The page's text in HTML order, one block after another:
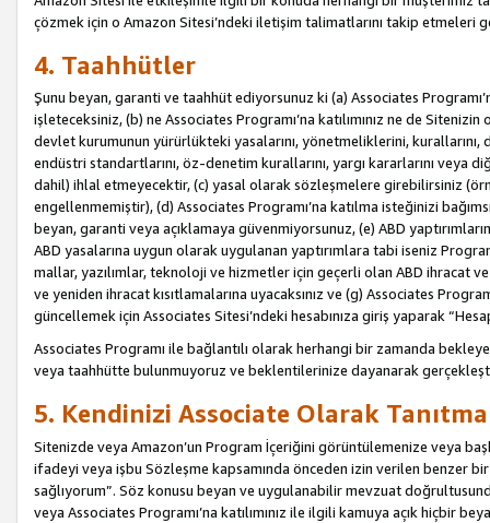
çözmek için o Amazon Sitesi’ndeki iletişim talimatlarını takip etmeleri
4. Taahhütler
Şunu beyan, garanti ve taahhüt ediyorsunuz ki (a) Associates
işleteceksiniz, (b) ne Associates Programı’na katılımınız ne de
devlet kurumunun yürürlükteki yasalarını, yönetmeliklerini,
endüstri standartlarını, öz-denetim kurallarını, yargı kararlarını
dahil) ihlal etmeyecektir, (c) yasal olarak sözleşmelere girebilirsiniz
engellenmemiştir), (d) Associates Programı’na katılma isteğinizi
beyan, garanti veya açıklamaya güvenmiyorsunuz, (e) ABD
ABD yasalarına uygun olarak uygulanan yaptırımlara tabi iseniz
mallar, yazılımlar, teknoloji ve hizmetler için geçerli olan ABD ihracat
ve yeniden ihracat kısıtlamalarına uyacaksınız ve (g) Associates
güncellemek için Associates Sitesi’ndeki hesabınıza giriş yaparak
Associates Programı ile bağlantılı olarak herhangi bir zamanda
veya taahhütte bulunmuyoruz ve beklentilerinize dayanarak
5. Kendinizi Associate Olarak
Sitenizde veya Amazon’un Program İçeriğini görüntülemenize veya
ifadeyi veya işbu Sözleşme kapsamında önceden izin verilen benzer
sağlıyorum”. Söz konusu beyan ve uygulanabilir mevzuat
veya Associates Programı’na katılımınız ile ilgili kamuya açık hiçbir